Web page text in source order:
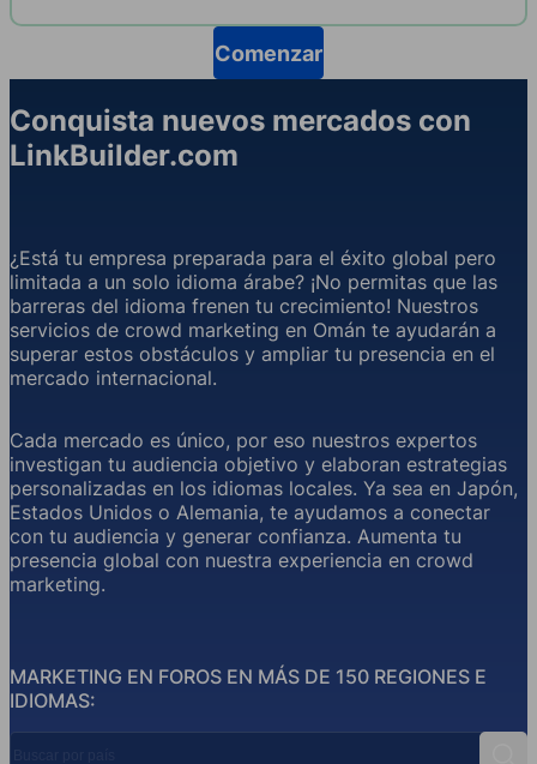
Comenzar
Conquista nuevos mercados con
LinkBuilder.com
MARKETING EN FOROS EN MÁS DE 150 REGIONES E
IDIOMAS:
¿Está tu empresa preparada para el éxito global pero
limitada a un solo idioma árabe? ¡No permitas que las
barreras del idioma frenen tu crecimiento! Nuestros
servicios de crowd marketing en Omán te ayudarán a
superar estos obstáculos y ampliar tu presencia en el
mercado internacional.
Cada mercado es único, por eso nuestros expertos
investigan tu audiencia objetivo y elaboran estrategias
personalizadas en los idiomas locales. Ya sea en Japón,
Estados Unidos o Alemania, te ayudamos a conectar
con tu audiencia y generar confianza. Aumenta tu
presencia global con nuestra experiencia en crowd
marketing.